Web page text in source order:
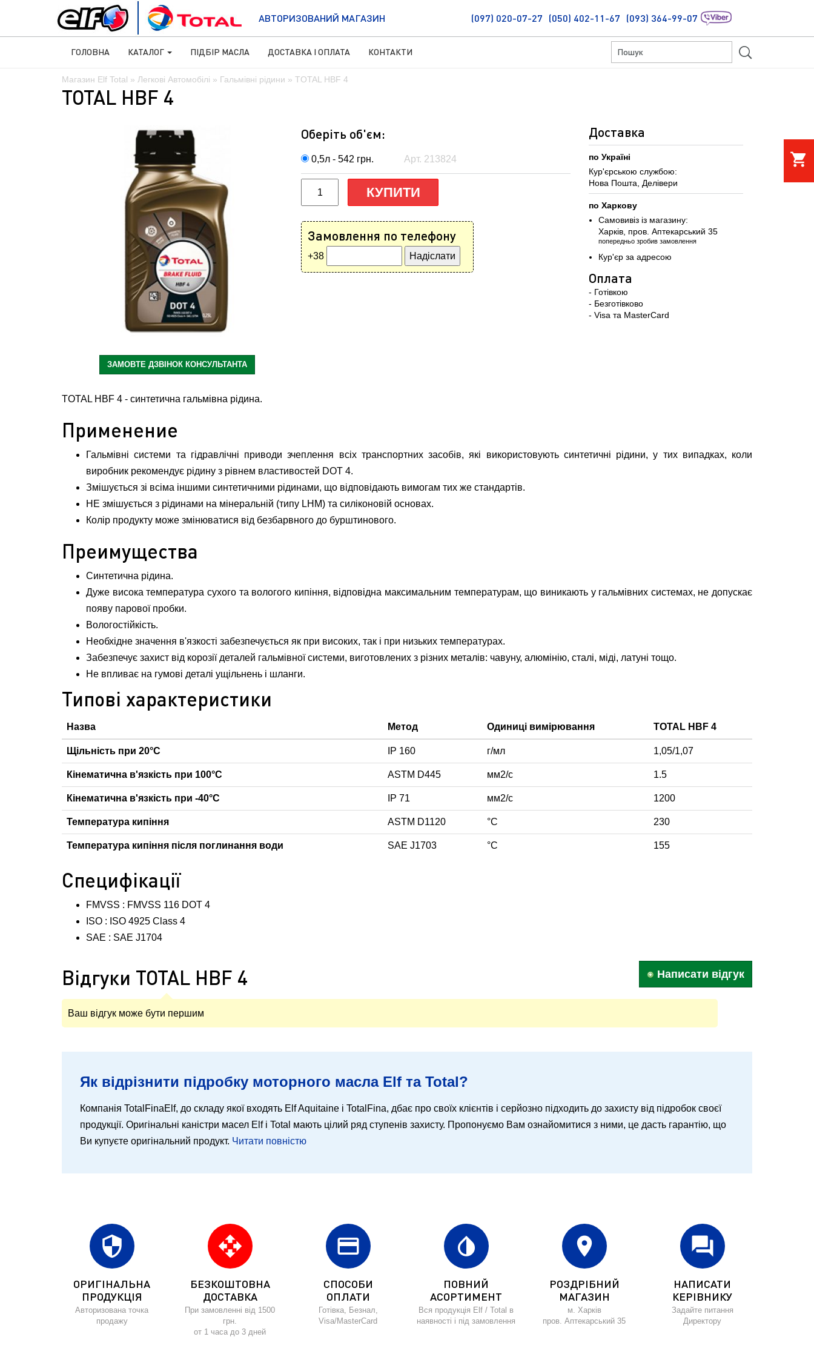
Магазин Elf Total » Легкові Автомобілі » Гальмівні рідини » TOTAL HBF 4
TOTAL HBF 4
ЗАМОВТЕ ДЗВІНОК КОНСУЛЬТАНТА
Оберіть об'єм:
0,5л - 542 грн. Арт. 213824
КУПИТИ
Замовлення по телефону
+38
Доставка
по Україні
Кур'єрською службою:
Нова Пошта, Делівери
по Харкову
Самовивіз із магазину:
Харків, пров. Аптекарський 35
попередньо зробив замовлення
Кур'єр за адресою
Оплата
- Готівкою
- Безготівково
- Visa та MasterCard
TOTAL HBF 4 - синтетична гальмівна рідина.
Применение
Гальмівні системи та гідравлічні приводи зчеплення всіх транспортних засобів, які використовують синтетичні рідини, у тих випадках, коли
виробник рекомендує рідину з рівнем властивостей DOT 4.
Змішується зі всіма іншими синтетичними рідинами, що відповідають вимогам тих же стандартів.
НЕ змішується з рідинами на мінеральній (типу LHM) та силіконовій основах.
Колір продукту може змінюватися від безбарвного до бурштинового.
Преимущества
Синтетична рідина.
Дуже висока температура сухого та вологого кипіння, відповідна максимальним температурам, що виникають у гальмівних системах, не допускає
появу парової пробки.
Вологостійкість.
Необхідне значення в'язкості забезпечується як при високих, так і при низьких температурах.
Забезпечує захист від корозії деталей гальмівної системи, виготовлених з різних металів: чавуну, алюмінію, сталі, міді, латуні тощо.
Не впливає на гумові деталі ущільнень і шланги.
Типові характеристики
Назва Метод Одиниці вимірювання TOTAL HBF 4
Щільність при 20°С IP 160 г/мл 1,05/1,07
Кінематична в'язкість при 100°С ASTM D445 мм2/с 1.5
Кінематична в'язкість при -40°С IP 71 мм2/с 1200
Температура кипіння ASTM D1120 °С 230
Температура кипіння після поглинання води SAE J1703 °С 155
Специфікації
FMVSS : FMVSS 116 DOT 4
ISO : ISO 4925 Class 4
SAE : SAE J1704
Відгуки TOTAL HBF 4 Написати відгук
Ваш відгук може бути першим
Як відрізнити підробку моторного масла Elf та Total?
Компанія TotalFinaElf, до складу якої входять Elf Aquitaine і TotalFina, дбає про своїх клієнтів і серйозно підходить до захисту від підробок своєї
продукції. Оригінальні каністри масел Elf і Total мають цілий ряд ступенів захисту. Пропонуємо Вам ознайомитися з ними, це дасть гарантію, що
Ви купуєте оригінальний продукт. Читати повністю
security
ОРИГІНАЛЬНА
ПРОДУКЦІЯ
Авторизована точка
продажу
open_with
БЕЗКОШТОВНА
ДОСТАВКА
При замовленні від 1500
грн.
от 1 часа до 3 дней
credit_card
СПОСОБИ
ОПЛАТИ
Готівка, Безнал,
Visa/MasterCard
invert_colors
ПОВНИЙ
АСОРТИМЕНТ
Вся продукція Elf / Total в
наявності і під замовлення
location_on
РОЗДРІБНИЙ
МАГАЗИН
м. Харків
пров. Аптекарський 35
forum
НАПИСАТИ
КЕРІВНИКУ
Задайте питання
Директору
АВТОРИЗОВАНИЙ МАГАЗИН (097) 020-07-27 (050) 402-11-67 (093) 364-99-07
ГОЛОВНА КАТАЛОГ ПІДБІР МАСЛА ДОСТАВКА І ОПЛАТА КОНТАКТИ S
shopping_cart